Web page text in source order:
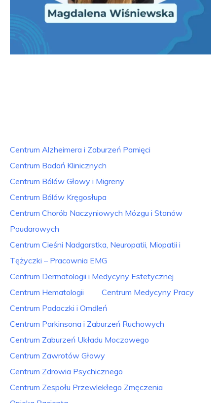
Centrum Alzheimera i Zaburzeń Pamięci
Centrum Badań Klinicznych
Centrum Bólów Głowy i Migreny
Centrum Bólów Kręgosłupa
Centrum Chorób Naczyniowych Mózgu i Stanów
Poudarowych
Centrum Cieśni Nadgarstka, Neuropatii, Miopatii i
Tężyczki – Pracownia EMG
Centrum Dermatologii i Medycyny Estetycznej
Centrum Hematologii
Centrum Medycyny Pracy
Centrum Padaczki i Omdleń
Centrum Parkinsona i Zaburzeń Ruchowych
Centrum Zaburzeń Układu Moczowego
Centrum Zawrotów Głowy
Centrum Zdrowia Psychicznego
Centrum Zespołu Przewlekłego Zmęczenia